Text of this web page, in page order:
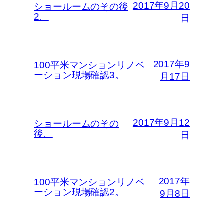
ショールームのその後
2。
2017年9月20
日
100平米マンションリノベ
ーション現場確認3。
2017年9
月17日
ショールームのその
後。
2017年9月12
日
100平米マンションリノベ
ーション現場確認2。
2017年
9月8日